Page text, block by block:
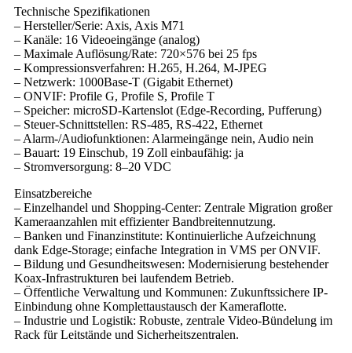
Technische Spezifikationen
– Hersteller/Serie: Axis, Axis M71
– Kanäle: 16 Videoeingänge (analog)
– Maximale Auflösung/Rate: 720×576 bei 25 fps
– Kompressionsverfahren: H.265, H.264, M‑JPEG
– Netzwerk: 1000Base‑T (Gigabit Ethernet)
– ONVIF: Profile G, Profile S, Profile T
– Speicher: microSD-Kartenslot (Edge-Recording, Pufferung)
– Steuer-Schnittstellen: RS‑485, RS‑422, Ethernet
– Alarm-/Audiofunktionen: Alarmeingänge nein, Audio nein
– Bauart: 19 Einschub, 19 Zoll einbaufähig: ja
– Stromversorgung: 8–20 VDC
Einsatzbereiche
– Einzelhandel und Shopping-Center: Zentrale Migration großer
Kameraanzahlen mit effizienter Bandbreitennutzung.
– Banken und Finanzinstitute: Kontinuierliche Aufzeichnung
dank Edge-Storage; einfache Integration in VMS per ONVIF.
– Bildung und Gesundheitswesen: Modernisierung bestehender
Koax-Infrastrukturen bei laufendem Betrieb.
– Öffentliche Verwaltung und Kommunen: Zukunftssichere IP-
Einbindung ohne Komplettaustausch der Kameraflotte.
– Industrie und Logistik: Robuste, zentrale Video-Bündelung im
Rack für Leitstände und Sicherheitszentralen.